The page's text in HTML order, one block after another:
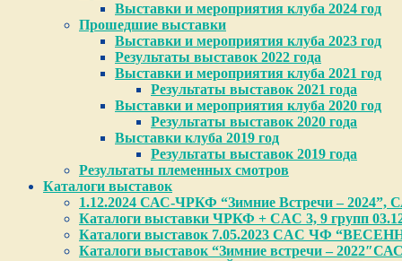
Выставки и мероприятия клуба 2024 год
Прошедшие выставки
Выставки и мероприятия клуба 2023 год
Результаты выставок 2022 года
Выставки и мероприятия клуба 2021 год
Результаты выставок 2021 года
Выставки и мероприятия клуба 2020 год
Результаты выставок 2020 года
Выставки клуба 2019 год
Результаты выставок 2019 года
Результаты племенных смотров
Каталоги выставок
1.12.2024 САС-ЧРКФ “Зимние Встречи – 2024”,
Каталоги выставки ЧРКФ + CAC 3, 9 групп
Каталоги выставок 7.05.2023 CAC ЧФ
Каталоги выставок “Зимние встречи –